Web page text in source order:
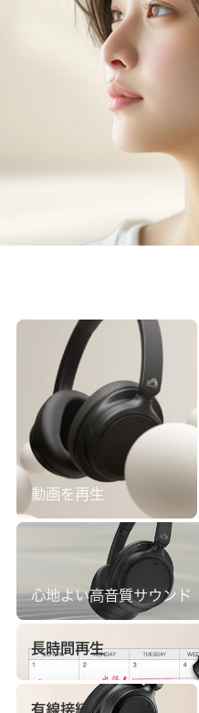
動画を再生
心地よい高音質サウンド
長時間再生
有線接続